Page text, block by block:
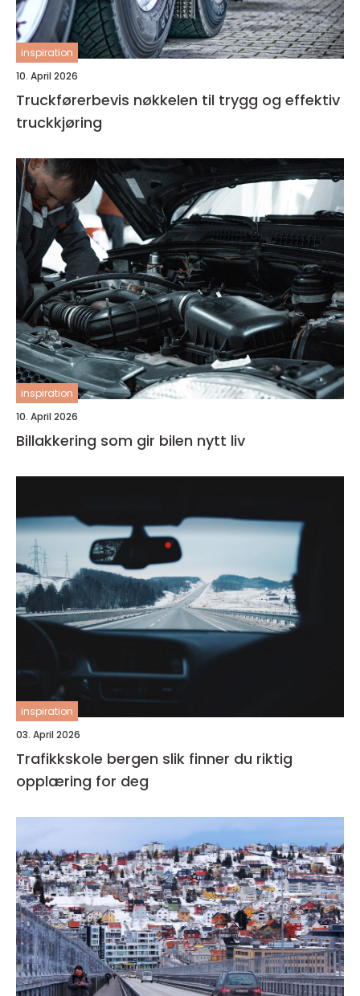
inspiration
10. April 2026
Truckførerbevis nøkkelen til trygg og effektiv
truckkjøring
inspiration
10. April 2026
Billakkering som gir bilen nytt liv
inspiration
03. April 2026
Trafikkskole bergen slik finner du riktig
opplæring for deg